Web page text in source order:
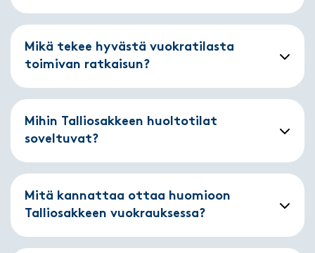
Mikä tekee hyvästä vuokratilasta
toimivan ratkaisun?
Mihin Talliosakkeen huoltotilat
soveltuvat?
Mitä kannattaa ottaa huomioon
Talliosakkeen vuokrauksessa?